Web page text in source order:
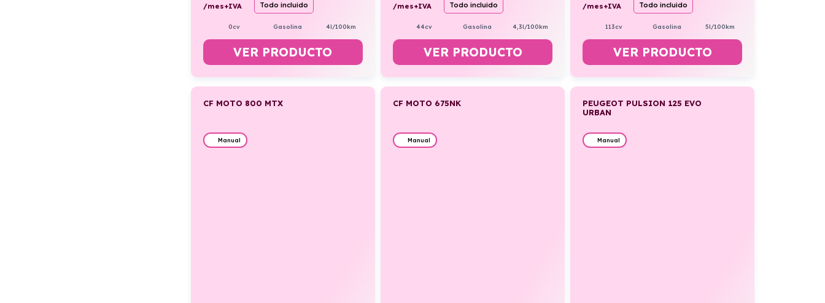
/mes+IVA
Todo incluido
0cv Gasolina 4l/100km
VER PRODUCTO
/mes+IVA
Todo incluido
44cv Gasolina 4,3l/100km
VER PRODUCTO
/mes+IVA
Todo incluido
113cv Gasolina 5l/100km
VER PRODUCTO
CF MOTO 800 MTX
Manual
CF MOTO 675NK
Manual
PEUGEOT PULSION 125 EVO
URBAN
Manual